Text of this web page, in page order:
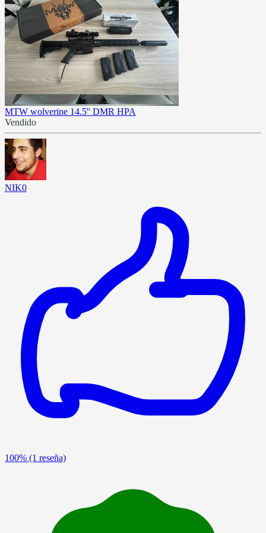
MTW wolverine 14.5'' DMR HPA
Vendido
NIK0
100% (1 reseña)